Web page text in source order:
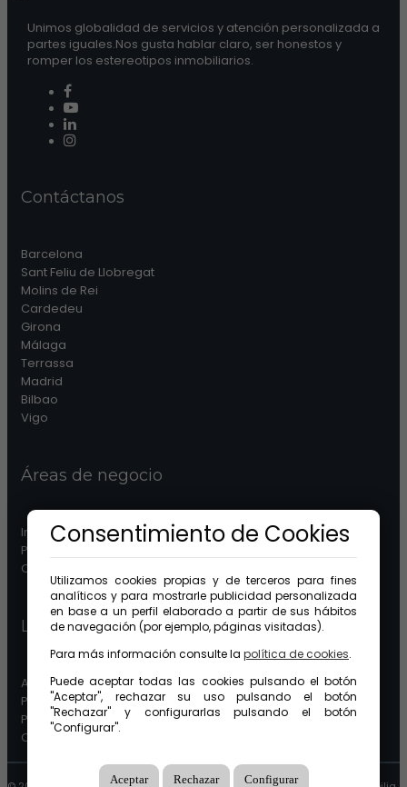
Unimos globalidad de servicios y atención personalizada a
partes iguales.Nos gusta hablar claro, ser honestos y
romper los estereotipos inmobiliarios.
Contáctanos
Barcelona
Sant Feliu de Llobregat
Molins de Rei
Cardedeu
Girona
Málaga
Terrassa
Madrid
Bilbao
Vigo
Áreas de negocio
Inmobiliaria
Patrimonios
Comunidades
Legal
Aviso legal
Protección de datos
Política de cookies
Canal ético
Consentimiento de Cookies
Utilizamos cookies propias y de terceros para fines
analíticos y para mostrarle publicidad personalizada
en base a un perfil elaborado a partir de sus hábitos
de navegación (por ejemplo, páginas visitadas).
Para más información consulte la política de cookies.
Puede aceptar todas las cookies pulsando el botón
"Aceptar", rechazar su uso pulsando el botón
"Rechazar" y configurarlas pulsando el botón
"Configurar".
Aceptar Rechazar Configurar